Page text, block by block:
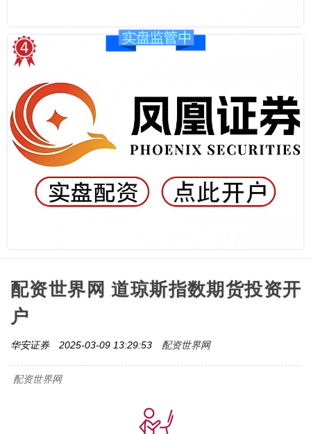
配资世界网 道琼斯指数期货投资开
户
华安证券 2025-03-09 13:29:53 配资世界网
配资世界网